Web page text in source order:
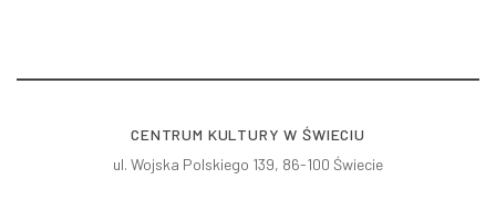
CENTRUM KULTURY W ŚWIECIU
ul. Wojska Polskiego 139, 86-100 Świecie